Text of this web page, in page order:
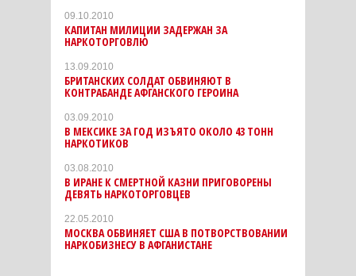
09.10.2010
КАПИТАН МИЛИЦИИ ЗАДЕРЖАН ЗА
НАРКОТОРГОВЛЮ
13.09.2010
БРИТАНСКИХ СОЛДАТ ОБВИНЯЮТ В
КОНТРАБАНДЕ АФГАНСКОГО ГЕРОИНА
03.09.2010
В МЕКСИКЕ ЗА ГОД ИЗЪЯТО ОКОЛО 43 ТОНН
НАРКОТИКОВ
03.08.2010
В ИРАНЕ К СМЕРТНОЙ КАЗНИ ПРИГОВОРЕНЫ
ДЕВЯТЬ НАРКОТОРГОВЦЕВ
22.05.2010
МОСКВА ОБВИНЯЕТ США В ПОТВОРСТВОВАНИИ
НАРКОБИЗНЕСУ В АФГАНИСТАНЕ